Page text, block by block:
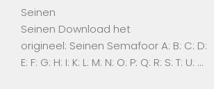
Seinen
Seinen Download het
origineel: Seinen Semafoor A: B: C: D:
E: F: G: H: I: K: L: M: N: O: P: Q: R: S: T: U: …